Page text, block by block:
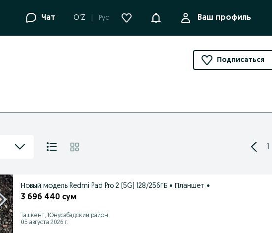
Чат O'Z Рус УведомленияВаш профиль
Подписаться
1
Новый модель Redmi Pad Pro 2 (5G) 128/256ГБ • Планшет •
3 696 440 сум
Ташкент, Юнусабадский район
05 августа 2026 г.